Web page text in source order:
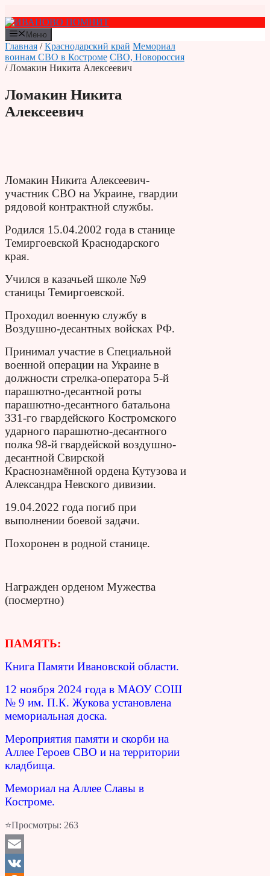
к
содержимому
Меню
Главная /Краснодарский край Мемориал
воинам СВО в Костроме СВО, Новороссия
/ Ломакин Никита Алексеевич
Ломакин Никита
Алексеевич
Ломакин Никита Алексеевич-
участник СВО на Украине, гвардии
рядовой контрактной службы.
Родился 15.04.2002 года в станице
Темиргоевской Краснодарского
края.
Учился в казачьей школе №9
станицы Темиргоевской.
Проходил военную службу в
Воздушно-десантных войсках РФ.
Принимал участие в Специальной
военной операции на Украине в
должности стрелка-оператора 5-й
парашютно-десантной роты
парашютно-десантного батальона
331-го гвардейского Костромского
ударного парашютно-десантного
полка 98-й гвардейской воздушно-
десантной Свирской
Краснознамённой ордена Кутузова и
Александра Невского дивизии.
19.04.2022 года погиб при
выполнении боевой задачи.
Похоронен в родной станице.
Награжден орденом Мужества
(посмертно)
ПАМЯТЬ:
Книга Памяти Ивановской области.
12 ноября 2024 года в МАОУ СОШ
№ 9 им. П.К. Жукова установлена
мемориальная доска.
Мероприятия памяти и скорби на
Аллее Героев СВО и на территории
кладбища.
Мемориал на Аллее Славы в
Костроме.
⭐Просмотры: 263
Email